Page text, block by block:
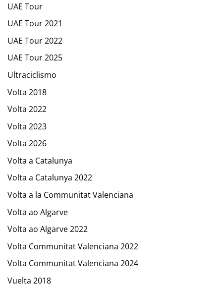
UAE Tour
UAE Tour 2021
UAE Tour 2022
UAE Tour 2025
Ultraciclismo
Volta 2018
Volta 2022
Volta 2023
Volta 2026
Volta a Catalunya
Volta a Catalunya 2022
Volta a la Communitat Valenciana
Volta ao Algarve
Volta ao Algarve 2022
Volta Communitat Valenciana 2022
Volta Communitat Valenciana 2024
Vuelta 2018